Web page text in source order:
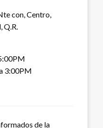
con, Centro,
3:00PM
de la